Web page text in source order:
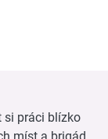
si práci blízko
míst a brigád